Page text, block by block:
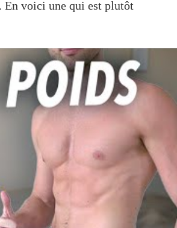
En voici une qui est plutôt